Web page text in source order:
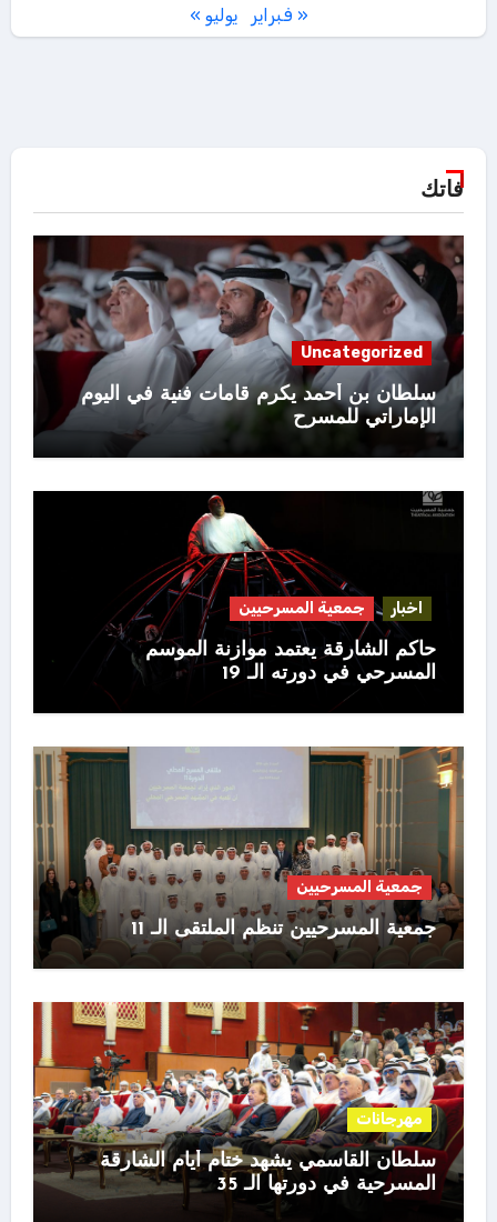
« فبراير يوليو »
فاتك
Uncategorized
سلطان بن أحمد يكرم قامات فنية في اليوم
الإماراتي للمسرح
اخبار جمعية المسرحيين
حاكم الشارقة يعتمد موازنة الموسم
المسرحي في دورته الـ 19
جمعية المسرحيين
جمعية المسرحيين تنظم الملتقى الـ 11
مهرجانات
سلطان القاسمي يشهد ختام أيام الشارقة
المسرحية في دورتها الـ 35